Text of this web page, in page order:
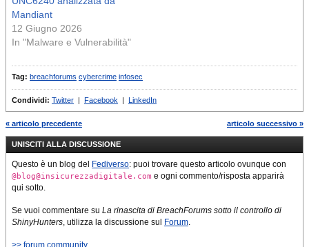
Mandiant
12 Giugno 2026
In "Malware e Vulnerabilità"
Tag: breachforums cybercrime infosec
Condividi: Twitter | Facebook | LinkedIn
« articolo precedente articolo successivo »
UNISCITI ALLA DISCUSSIONE
Questo è un blog del Fediverso: puoi trovare questo articolo ovunque con
@blog@insicurezzadigitale.com e ogni commento/risposta apparirà
qui sotto.
Se vuoi commentare su La rinascita di BreachForums sotto il controllo di
ShinyHunters, utilizza la discussione sul Forum.
>> forum community